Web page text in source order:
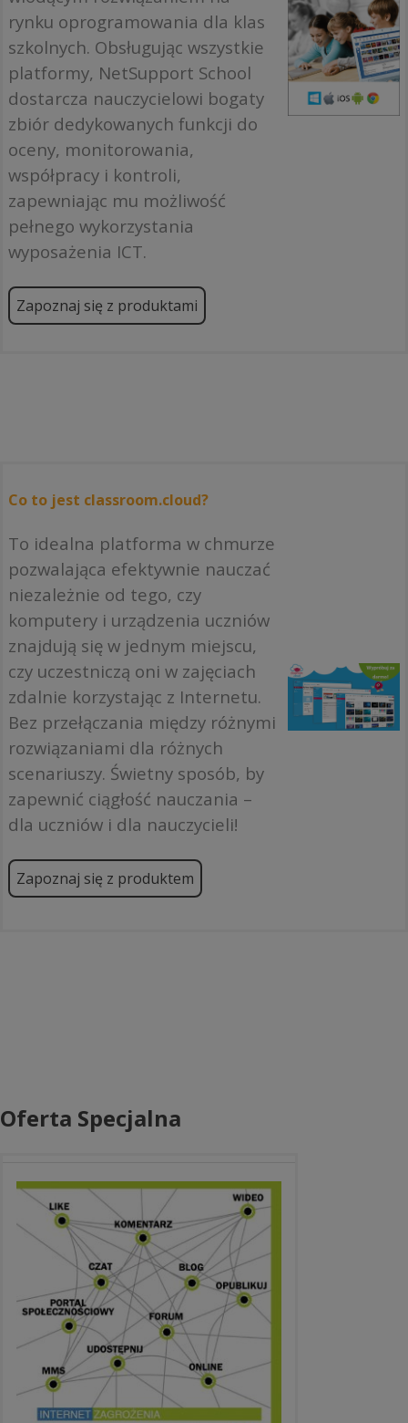
rynku oprogramowania dla klas
szkolnych. Obsługując wszystkie
platformy, NetSupport School
dostarcza nauczycielowi bogaty
zbiór dedykowanych funkcji do
oceny, monitorowania,
współpracy i kontroli,
zapewniając mu możliwość
pełnego wykorzystania
wyposażenia ICT.
Zapoznaj się z produktami
Co to jest classroom.cloud?
To idealna platforma w chmurze
pozwalająca efektywnie nauczać
niezależnie od tego, czy
komputery i urządzenia uczniów
znajdują się w jednym miejscu,
czy uczestniczą oni w zajęciach
zdalnie korzystając z Internetu.
Bez przełączania między różnymi
rozwiązaniami dla różnych
scenariuszy. Świetny sposób, by
zapewnić ciągłość nauczania –
dla uczniów i dla nauczycieli!
Zapoznaj się z produktem
Oferta Specjalna